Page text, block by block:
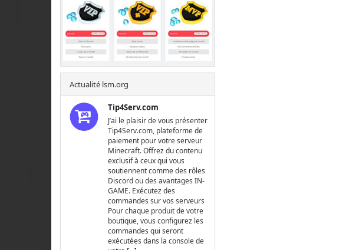
Actualité lsm.org
Tip4Serv.com
J’ai le plaisir de vous présenter
Tip4Serv.com, plateforme de
paiement pour votre serveur
Minecraft. Offrez du contenu
exclusif à ceux qui vous
soutiennent comme des rôles
Discord ou des avantages IN-
GAME. Exécutez des
commandes sur vos serveurs
Pour chaque produit de votre
boutique, vous configurez les
commandes qui seront
exécutées dans la console de